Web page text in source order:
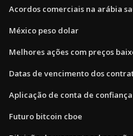
Acordos comerciais na arábia
México peso dolar
Melhores ações com preços
Datas de vencimento dos
Aplicação de conta de
Futuro bitcoin cboe